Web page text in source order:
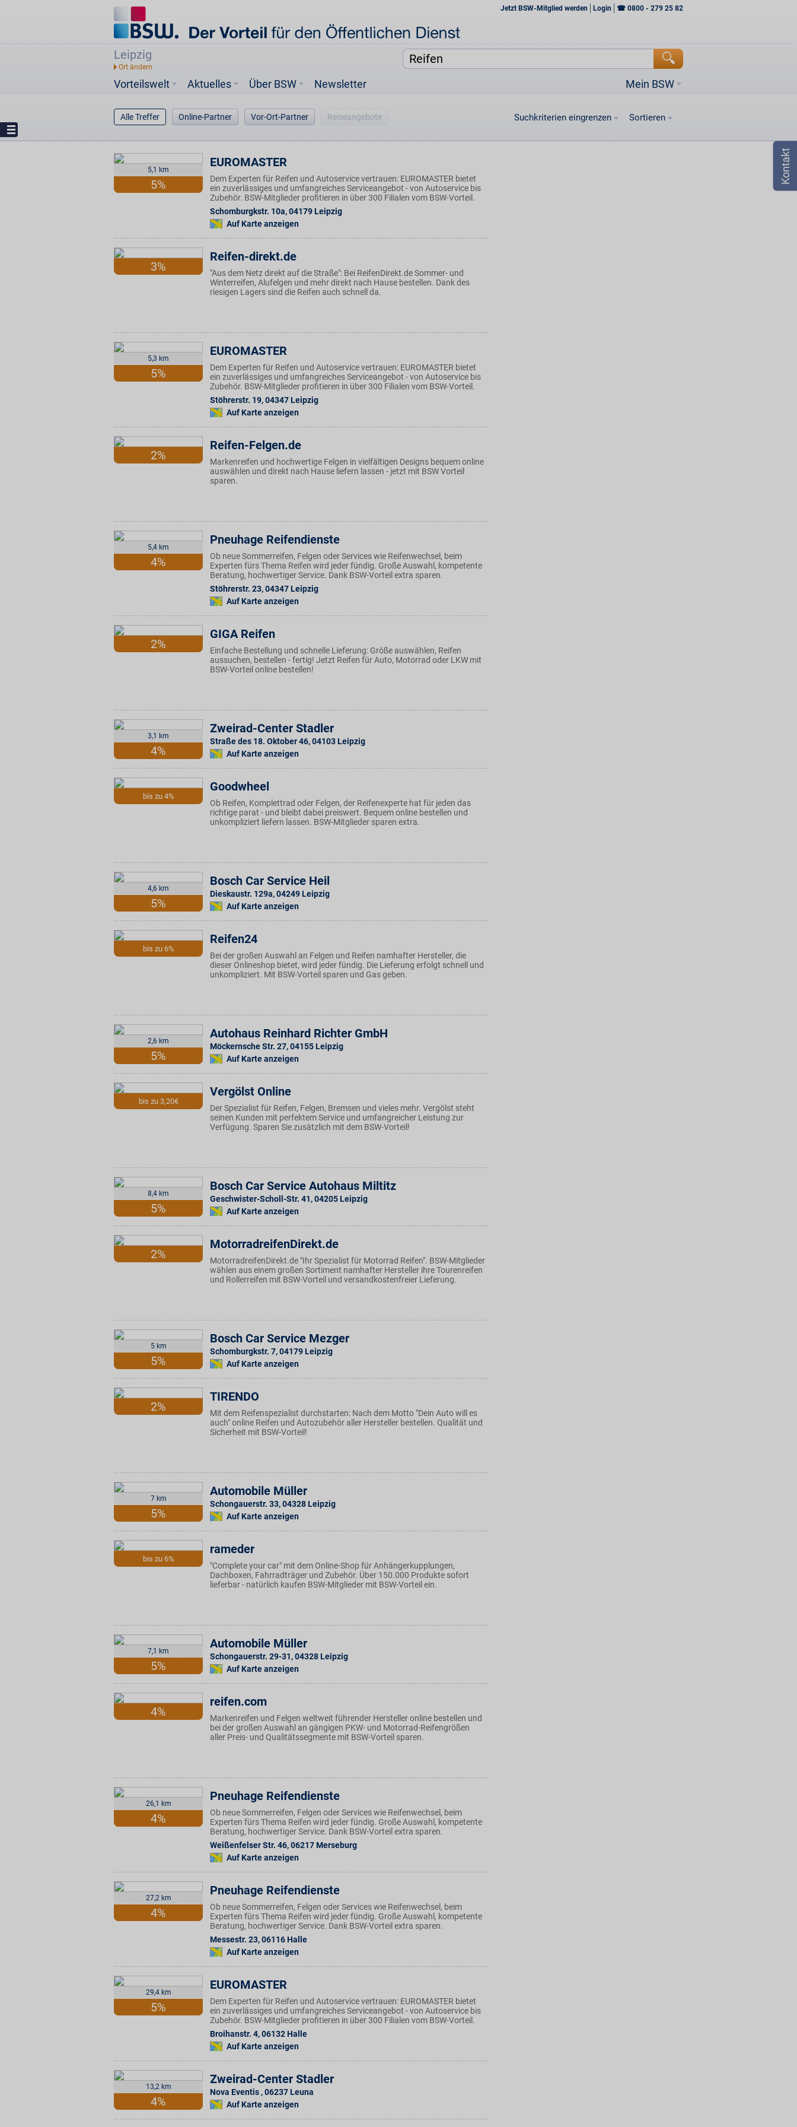
Jetzt BSW-Mitglied werden Login ☎ 0800 - 279 25 82
Leipzig
Vorteilswelt Mein BSW
Aktuelles Über BSW Newsletter
Alle Treffer Online-Partner Vor-Ort-Partner Reiseangebote Suchkriterien eingrenzen Sortieren
5,1 km
5%
EUROMASTER
Dem Experten für Reifen und Autoservice vertrauen: EUROMASTER bietet
ein zuverlässiges und umfangreiches Serviceangebot - von Autoservice bis
Zubehör. BSW-Mitglieder profitieren in über 300 Filialen vom BSW-Vorteil.
Schomburgkstr. 10a,04179 Leipzig
Auf Karte anzeigen
3%
Reifen-direkt.de
"Aus dem Netz direkt auf die Straße": Bei ReifenDirekt.de Sommer- und
Winterreifen, Alufelgen und mehr direkt nach Hause bestellen. Dank des
riesigen Lagers sind die Reifen auch schnell da.
5,3 km
5%
EUROMASTER
Dem Experten für Reifen und Autoservice vertrauen: EUROMASTER bietet
ein zuverlässiges und umfangreiches Serviceangebot - von Autoservice bis
Zubehör. BSW-Mitglieder profitieren in über 300 Filialen vom BSW-Vorteil.
Stöhrerstr. 19,04347 Leipzig
Auf Karte anzeigen
2%
Reifen-Felgen.de
Markenreifen und hochwertige Felgen in vielfältigen Designs bequem online
auswählen und direkt nach Hause liefern lassen - jetzt mit BSW Vorteil
sparen.
5,4 km
4%
Pneuhage Reifendienste
Ob neue Sommerreifen, Felgen oder Services wie Reifenwechsel, beim
Experten fürs Thema Reifen wird jeder fündig. Große Auswahl, kompetente
Beratung, hochwertiger Service. Dank BSW-Vorteil extra sparen.
Stöhrerstr. 23,04347 Leipzig
Auf Karte anzeigen
2%
GIGA Reifen
Einfache Bestellung und schnelle Lieferung: Größe auswählen, Reifen
aussuchen, bestellen - fertig! Jetzt Reifen für Auto, Motorrad oder LKW mit
BSW-Vorteil online bestellen!
3,1 km
4%
Zweirad-Center Stadler
Straße des 18. Oktober 46,04103 Leipzig
Auf Karte anzeigen
bis zu 4%
Goodwheel
Ob Reifen, Komplettrad oder Felgen, der Reifenexperte hat für jeden das
richtige parat - und bleibt dabei preiswert. Bequem online bestellen und
unkompliziert liefern lassen. BSW-Mitglieder sparen extra.
4,6 km
5%
Bosch Car Service Heil
Dieskaustr. 129a,04249 Leipzig
Auf Karte anzeigen
bis zu 6%
Reifen24
Bei der großen Auswahl an Felgen und Reifen namhafter Hersteller, die
dieser Onlineshop bietet, wird jeder fündig. Die Lieferung erfolgt schnell und
unkompliziert. Mit BSW-Vorteil sparen und Gas geben.
2,6 km
5%
Autohaus Reinhard Richter GmbH
Möckernsche Str. 27,04155 Leipzig
Auf Karte anzeigen
bis zu 3,20€
Vergölst Online
Der Spezialist für Reifen, Felgen, Bremsen und vieles mehr. Vergölst steht
seinen Kunden mit perfektem Service und umfangreicher Leistung zur
Verfügung. Sparen Sie zusätzlich mit dem BSW-Vorteil!
8,4 km
5%
Bosch Car Service Autohaus Miltitz
Geschwister-Scholl-Str. 41,04205 Leipzig
Auf Karte anzeigen
2%
MotorradreifenDirekt.de
MotorradreifenDirekt.de "Ihr Spezialist für Motorrad Reifen". BSW-Mitglieder
wählen aus einem großen Sortiment namhafter Hersteller ihre Tourenreifen
und Rollerreifen mit BSW-Vorteil und versandkostenfreier Lieferung.
5 km
5%
Bosch Car Service Mezger
Schomburgkstr. 7,04179 Leipzig
Auf Karte anzeigen
2%
TIRENDO
Mit dem Reifenspezialist durchstarten: Nach dem Motto "Dein Auto will es
auch" online Reifen und Autozubehör aller Hersteller bestellen. Qualität und
Sicherheit mit BSW-Vorteil!
7 km
5%
Automobile Müller
Schongauerstr. 33,04328 Leipzig
Auf Karte anzeigen
bis zu 6%
rameder
"Complete your car" mit dem Online-Shop für Anhängerkupplungen,
Dachboxen, Fahrradträger und Zubehör. Über 150.000 Produkte sofort
lieferbar - natürlich kaufen BSW-Mitglieder mit BSW-Vorteil ein.
7,1 km
5%
Automobile Müller
Schongauerstr. 29-31,04328 Leipzig
Auf Karte anzeigen
4%
reifen.com
Markenreifen und Felgen weltweit führender Hersteller online bestellen und
bei der großen Auswahl an gängigen PKW- und Motorrad-Reifengrößen
aller Preis- und Qualitätssegmente mit BSW-Vorteil sparen.
26,1 km
4%
Pneuhage Reifendienste
Ob neue Sommerreifen, Felgen oder Services wie Reifenwechsel, beim
Experten fürs Thema Reifen wird jeder fündig. Große Auswahl, kompetente
Beratung, hochwertiger Service. Dank BSW-Vorteil extra sparen.
Weißenfelser Str. 46,06217 Merseburg
Auf Karte anzeigen
27,2 km
4%
Pneuhage Reifendienste
Ob neue Sommerreifen, Felgen oder Services wie Reifenwechsel, beim
Experten fürs Thema Reifen wird jeder fündig. Große Auswahl, kompetente
Beratung, hochwertiger Service. Dank BSW-Vorteil extra sparen.
Messestr. 23,06116 Halle
Auf Karte anzeigen
29,4 km
5%
EUROMASTER
Dem Experten für Reifen und Autoservice vertrauen: EUROMASTER bietet
ein zuverlässiges und umfangreiches Serviceangebot - von Autoservice bis
Zubehör. BSW-Mitglieder profitieren in über 300 Filialen vom BSW-Vorteil.
Broihanstr. 4,06132 Halle
Auf Karte anzeigen
13,2 km
4%
Zweirad-Center Stadler
Nova Eventis ,06237 Leuna
Auf Karte anzeigen